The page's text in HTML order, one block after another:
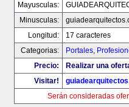
Mayusculas:
Minusculas:
Longitud:
17 caracteres
Categorias:
Portales,
Precio:
Realizar una
Visitar!
Serán consideradas